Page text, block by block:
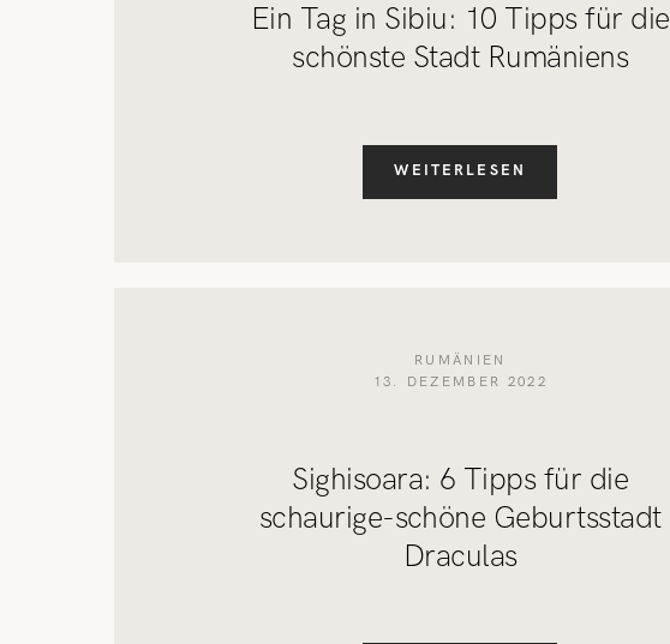
Ein Tag in Sibiu: 10 Tipps für die
schönste Stadt Rumäniens
WEITERLESEN
RUMÄNIEN
13. DEZEMBER 2022
Sighisoara: 6 Tipps für die
schaurige-schöne Geburtsstadt
Draculas